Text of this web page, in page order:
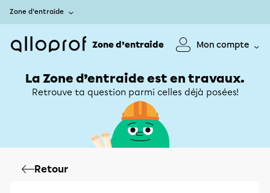
Zone d’entraide
Zone d’entraide Mon compte
La Zone d’entraide est en travaux.
Retrouve ta question parmi celles déjà posées!
Retour